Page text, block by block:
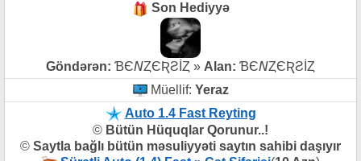
Son Hediyyə
Göndərən: ƁЄ𝘕ȤЄƦƧİȤ » Alan: ƁЄ𝘕ȤЄƦƧİȤ
Müellif: Yeraz
Auto 1.4 Fast Reyting
© Bütün Hüquqlar Qorunur..!
© Saytla bağlı bütün məsuliyyəti saytın sahibi daşıyır